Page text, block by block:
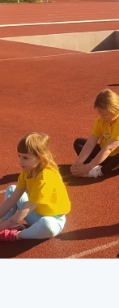
Sportovní třídy
Nesportovní třídyVýuka a
Školní
pracoviště
Školní
Školská
SRPŠ –
přátel